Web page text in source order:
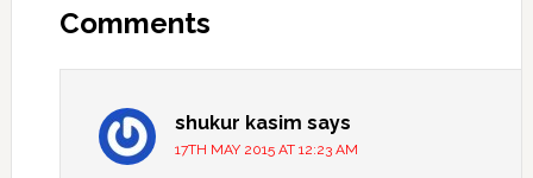
Interactions
Comments
shukur kasim says
17TH MAY 2015 AT 12:23 AM